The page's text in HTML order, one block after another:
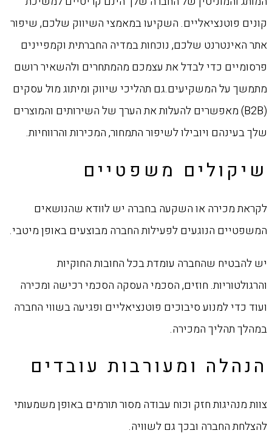
קונים פוטנציאליים. השקיעו במאמצי השיווק שלכם, שיפור
אתר האינטרנט שלכם, נוכחות במדיה החברתית וקמפיינים
פרסומיים כדי לבדל את עצמכם מהמתחרים ולהשאיר רושם
מתמשך על המשקיעים.גם תהליכי שיווק ומיתוג מול עסקים
(B2B) מאפשרים להעלות את הערך של השירותים והמוצרים
שלך בעינהם ויובילו לשיפור התמחור, המכירות והרווחיות.
שיקולים משפטיים
לקראת מכירה או השקעה בחברה יש לוודא שהנושאים
המשפטיים הנוגעים לפעילות החברה מבוצעים באופן מיטבי.
יש להבטיח שהחברה עומדת בכל החובות החוקיות
והרגולטוריות. חוזים, הסכמי העסקה הסכמי רכישה ומכירה
ועוד כדי למנוע סיבוכים פוטנציאליים ופגיעה בשווי החברה
במהלך תהליך המכירה.
הנהלה ומעורבות עובדים
צוות מנהיגות חזק וכוח עבודה מסור תורמים באופן משמעותי
להצלחת החברה ובכך גם לשוויה.